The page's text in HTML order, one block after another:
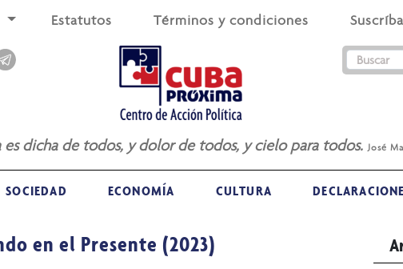
Estatutos Términos y condiciones
es dicha de todos, y dolor de todos, y cielo para todos. José
SOCIEDAD ECONOMÍA CULTURA
en el Presente (2023)